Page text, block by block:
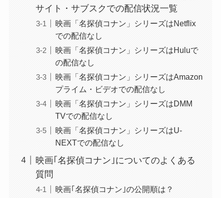
サイト・サブスクでの配信状況一覧
映画「名探偵コナン」シリーズはNetflix
での配信なし
映画「名探偵コナン」シリーズはHuluで
の配信なし
映画「名探偵コナン」シリーズはAmazon
プライム・ビデオでの配信なし
映画「名探偵コナン」シリーズはDMM
TVでの配信なし
映画「名探偵コナン」シリーズはU-
NEXTでの配信なし
映画｢名探偵コナン｣についてのよくある
質問
映画｢名探偵コナン｣の公開順は？